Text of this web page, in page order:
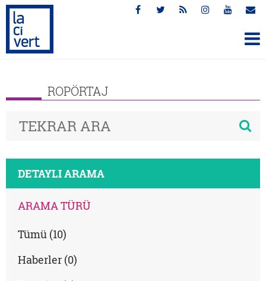
ROPÖRTAJ
DETAYLI ARAMA
ARAMA TÜRÜ
Tümü (10)
Haberler (0)